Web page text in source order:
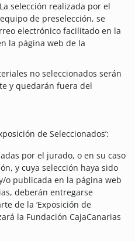
selección realizada por el
de preselección, se
electrónico facilitado en la
la página web de la
no seleccionados serán
y quedarán fuera del
de Seleccionados’:
por el jurado, o en su caso
y cuya selección haya sido
o publicada en la página web
deberán entregarse
de la ‘Exposición de
la Fundación CajaCanarias